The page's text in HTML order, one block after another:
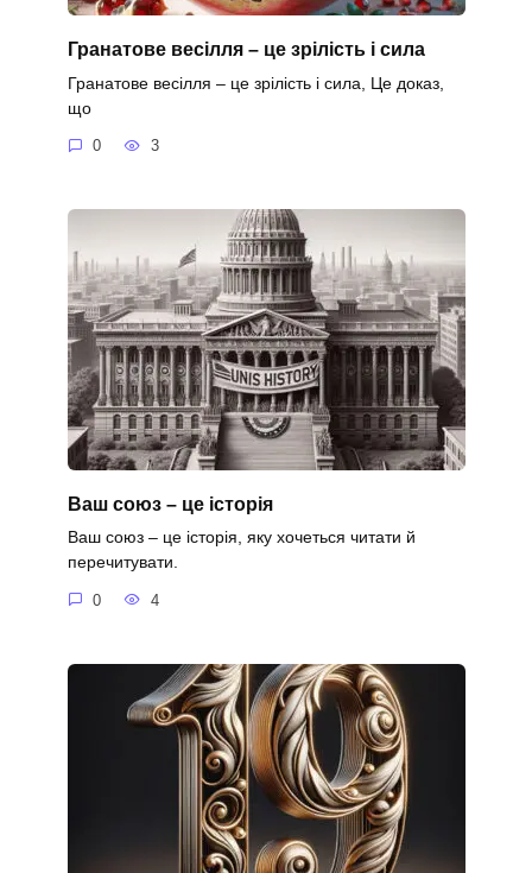
Гранатове весілля – це зрілість і сила
Гранатове весілля – це зрілість і сила, Це доказ,
що
0 3
Ваш союз – це історія
Ваш союз – це історія, яку хочеться читати й
перечитувати.
0 4